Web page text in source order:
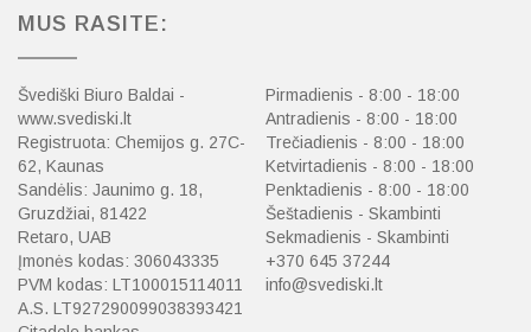
MUS RASITE:
Švediški Biuro Baldai -
www.svediski.lt
Registruota: Chemijos g. 27C-
62, Kaunas
Sandėlis: Jaunimo g. 18,
Gruzdžiai, 81422
Retaro, UAB
Įmonės kodas: 306043335
PVM kodas: LT100015114011
A.S. LT927290099038393421
Pirmadienis - 8:00 - 18:00
Antradienis - 8:00 - 18:00
Trečiadienis - 8:00 - 18:00
Ketvirtadienis - 8:00 - 18:00
Penktadienis - 8:00 - 18:00
Šeštadienis - Skambinti
Sekmadienis - Skambinti
+370 645 37244
info@svediski.lt